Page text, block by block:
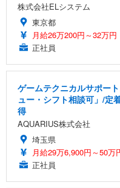
株式会社ELシステム
東京都
月給26万200円～32万円
正社員
ゲームテクニカルサポー
ュー・シフト相談可」/定
得
AQUARIUS株式会社
埼玉県
月給29万6,900円～50万
正社員